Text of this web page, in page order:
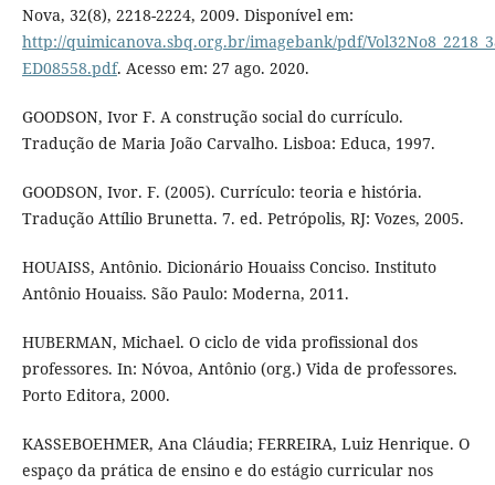
Nova, 32(8), 2218-2224, 2009. Disponível em:
http://quimicanova.sbq.org.br/imagebank/pdf/
ED08558.pdf. Acesso em: 27 ago. 2020.
GOODSON, Ivor F. A construção social do currículo.
Tradução de Maria João Carvalho. Lisboa: Educa, 1997.
GOODSON, Ivor. F. (2005). Currículo: teoria e história.
Tradução Attílio Brunetta. 7. ed. Petrópolis, RJ: Vozes, 2005.
HOUAISS, Antônio. Dicionário Houaiss Conciso. Instituto
Antônio Houaiss. São Paulo: Moderna, 2011.
HUBERMAN, Michael. O ciclo de vida profissional dos
professores. In: Nóvoa, Antônio (org.) Vida de professores.
Porto Editora, 2000.
KASSEBOEHMER, Ana Cláudia; FERREIRA, Luiz Henrique. O
espaço da prática de ensino e do estágio curricular nos